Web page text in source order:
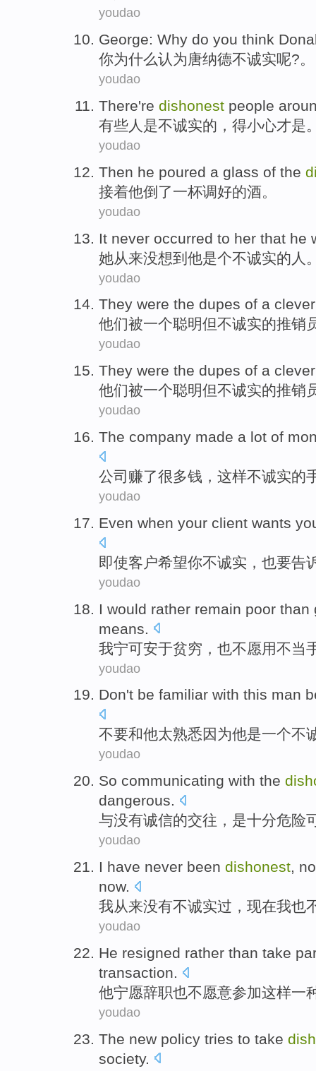
youdao
George: Why do you think
你为什么认为唐纳德不诚实呢?。
youdao
There're dishonest people
有些人 是不诚实的， 得小心才是
youdao
Then he poured a glass of the
接着他倒了一杯调好的酒。
youdao
It never occurred to her that he
她从来没想到 他是个不诚实的 人
youdao
They were the dupes of a clever
他们被一个聪明但不诚实的推销
youdao
They were the dupes of a clever
他们被一个聪明但不诚实的推销
youdao
The company made a lot of
公司 赚了很多钱 ， 这样不诚实的
youdao
Even when your client wants
即使客户希望你不诚实 ，也要告
youdao
I would rather remain poor than
means
我宁可安于贫穷 ， 也不愿用不当
youdao
Don't be familiar with this man
不要和他太熟悉因为他是一个不
youdao
So communicating with the
dangerous.
与没有诚信的交往 ， 是十分危险
youdao
I have never been dishonest,
now.
我从来没有不诚实过，现在我也
youdao
He resigned rather than take
transaction.
他宁愿辞职也不愿意参加这样一
youdao
The new policy tries to take
society.